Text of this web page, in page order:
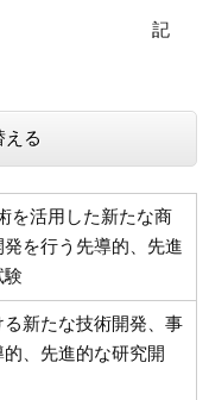
える
を活用した新たな商
を行う先導的、先進
験
新たな技術開発、事
、先進的な研究開